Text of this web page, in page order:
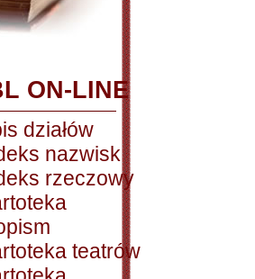
ON-LINE
działów
nazwisk
rzeczowy
teatrów